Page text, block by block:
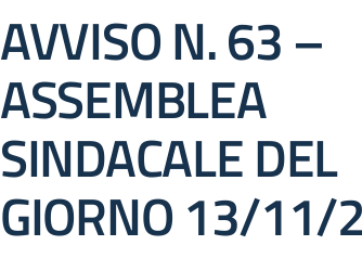
AVVISO N. 63 –
ASSEMBLEA
SINDACALE DEL
GIORNO 13/11/